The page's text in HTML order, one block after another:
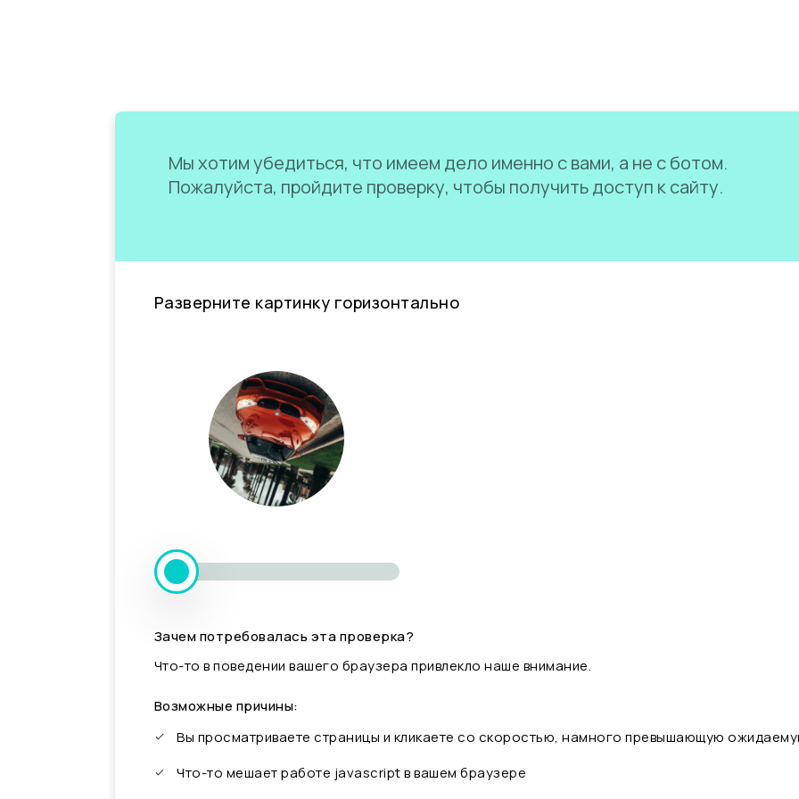
Мы хотим убедиться, что имеем дело именно с вами, а не с ботом.
Пожалуйста, пройдите проверку, чтобы получить доступ к сайту.
Разверните картинку горизонтально
Зачем потребовалась эта проверка?
Что-то в поведении вашего браузера привлекло наше внимание.
Возможные причины:
Вы просматриваете страницы и кликаете со скоростью, намного превышающую
Что-то мешает работе javascript в вашем браузере